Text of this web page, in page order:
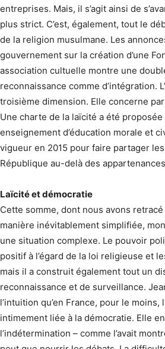
entreprises. Mais, il s’agit ainsi de
plus strict. C’est, également, tout le
de la religion musulmane. Les
gouvernement sur la création d’une
association cultuelle montre une
reconnaissance comme d’inté­gration.
troisième dimension. Elle concerne
Une charte de la laïcité a été
enseignement d’éducation morale et
vigueur en 2015 pour faire partager
République au-delà des
Laïcité et démocratie
Cette somme, dont nous avons
manière inévitablement simplifiée,
une situation complexe. Le pouvoir
positif à l’égard de la loi religieuse et
mais il a construit également tout un
reconnaissance et de surveillance.
l’intuition qu’en France, pour le moins,
intimement liée à la démocratie. Elle
l’indétermination – comme l’avait